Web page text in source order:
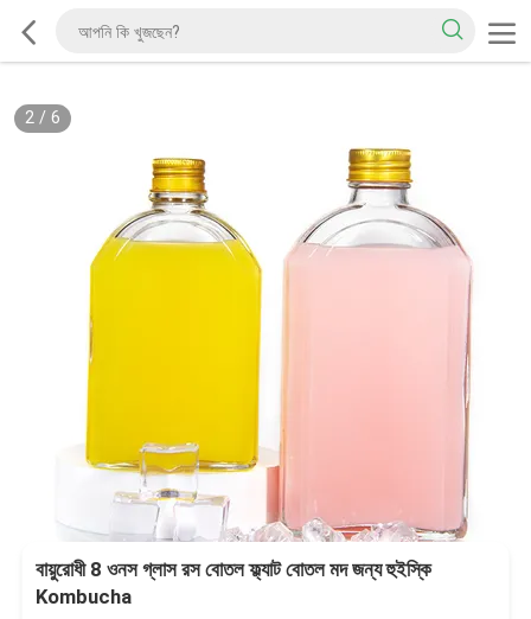
2/ 6
বায়ুরোধী 8 ওনস গ্লাস রস বোতল ফ্ল্যাট বোতল মদ জন্য হুইস্কি
Kombucha